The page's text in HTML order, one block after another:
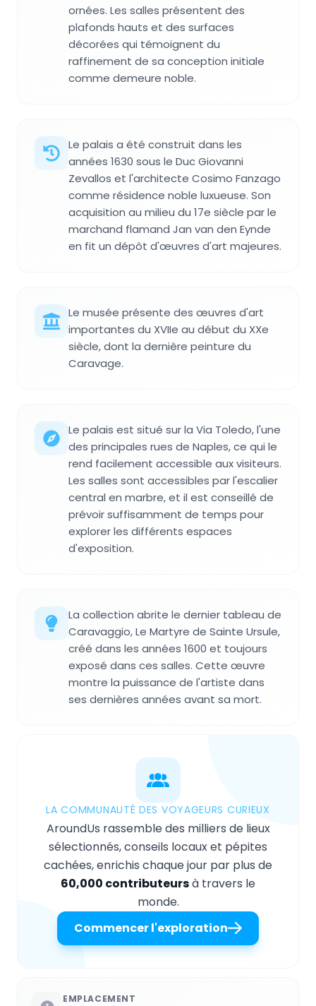
ornées. Les salles présentent des
plafonds hauts et des surfaces
décorées qui témoignent du
raffinement de sa conception initiale
comme demeure noble.
Le palais a été construit dans les
années 1630 sous le Duc Giovanni
Zevallos et l'architecte Cosimo Fanzago
comme résidence noble luxueuse. Son
acquisition au milieu du 17e siècle par le
marchand flamand Jan van den Eynde
en fit un dépôt d'œuvres d'art majeures.
Le musée présente des œuvres d'art
importantes du XVIIe au début du XXe
siècle, dont la dernière peinture du
Caravage.
Le palais est situé sur la Via Toledo, l'une
des principales rues de Naples, ce qui le
rend facilement accessible aux visiteurs.
Les salles sont accessibles par l'escalier
central en marbre, et il est conseillé de
prévoir suffisamment de temps pour
explorer les différents espaces
d'exposition.
La collection abrite le dernier tableau de
Caravaggio, Le Martyre de Sainte Ursule,
créé dans les années 1600 et toujours
exposé dans ces salles. Cette œuvre
montre la puissance de l'artiste dans
ses dernières années avant sa mort.
LA COMMUNAUTÉ DES VOYAGEURS CURIEUX
AroundUs rassemble des milliers de lieux
sélectionnés, conseils locaux et pépites
cachées, enrichis chaque jour par plus de
60,000 contributeursà travers le
monde.
Commencer l'exploration
EMPLACEMENT